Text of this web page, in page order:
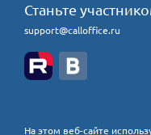
Станьте
support@calloffice.ru
На этом веб-сайте